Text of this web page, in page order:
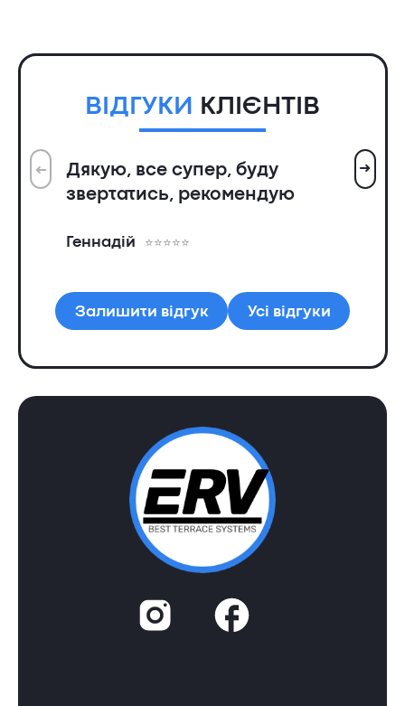
ВІДГУКИ КЛІЄНТІВ
Дякую, все супер, буду
звертатись, рекомендую
Геннадій
➜ ➜
Залишити відгук Усі відгуки